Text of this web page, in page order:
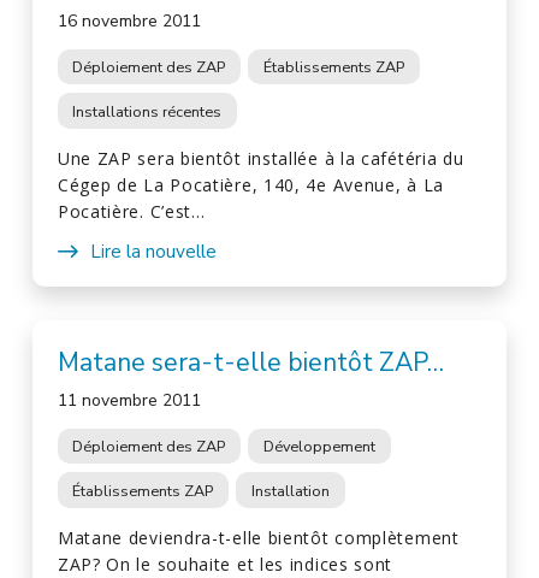
16 novembre 2011
Déploiement des ZAP Établissements ZAP
Installations récentes
Une ZAP sera bientôt installée à la cafétéria du
Cégep de La Pocatière, 140, 4e Avenue, à La
Pocatière. C’est…
Lire la nouvelle
Matane sera-t-elle bientôt ZAP…
11 novembre 2011
Déploiement des ZAP Développement
Établissements ZAP Installation
Matane deviendra-t-elle bientôt complètement
ZAP? On le souhaite et les indices sont